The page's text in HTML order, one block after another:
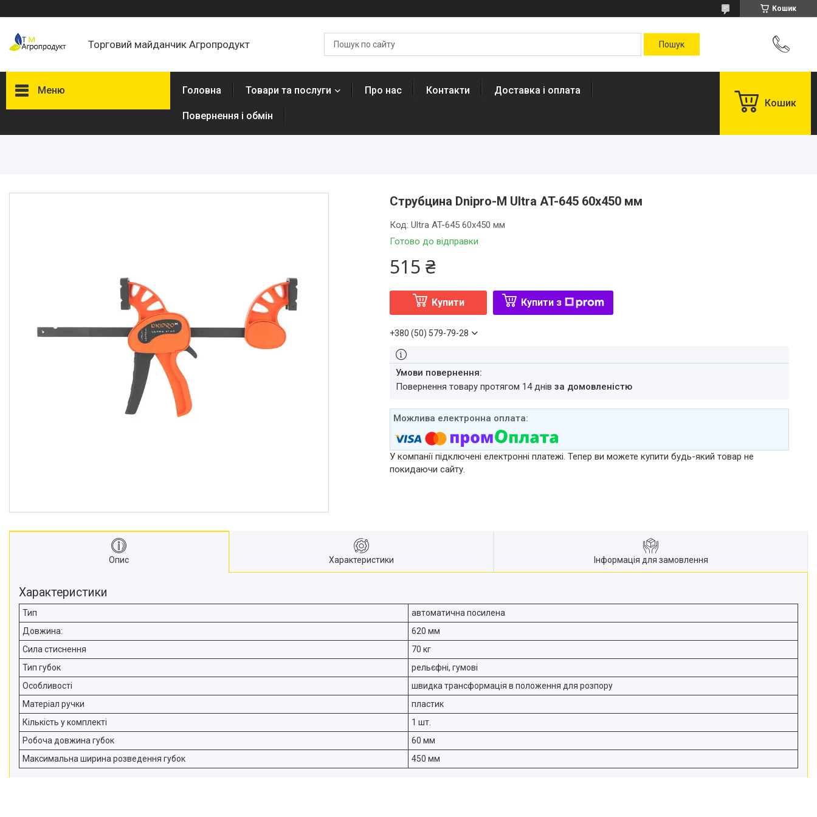
Кошик
Торговий майданчик Агропродукт
Меню Головна Товари та послуги Про нас Контакти Доставка і оплата
Повернення і обмін
Кошик
Струбцина Dnipro-M Ultra AT-645 60х450 мм
Готово до відправки
Код:Ultra AT-645 60х450 мм
515 ₴
Купити Купити з
+380 (50) 579-79-28
повернення товару протягом 14 днівза домовленістю
У компанії підключені електронні платежі. Тепер ви можете купити будь-який товар не
покидаючи сайту.
Опис Характеристики Інформація для замовлення
Характеристики
Тип
автоматична посилена
Довжина:
620 мм
Сила стиснення
70 кг
Тип губок
рельєфні, гумові
Особливості
швидка трансформація в положення для розпору
Матеріал ручки
пластик
Кількість у комплекті
1 шт.
Робоча довжина губок
60 мм
Максимальна ширина розведення губок
450 мм